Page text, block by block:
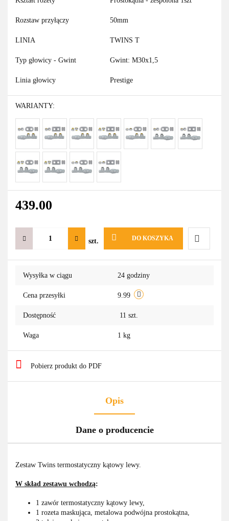
Rozstaw przyłączy 50mm
LINIA TWINS T
Typ głowicy - Gwint Gwint: M30x1,5
Linia głowicy Prestige
WARIANTY:
439.00
szt. DO KOSZYKA
Do
Wysyłka w ciągu 24 godziny
Cena przesyłki 9.99
Dostępność 11 szt.
Waga 1 kg
Pobierz produkt do PDF
Opis
Dane o producencie
Zestaw Twins termostatyczny kątowy lewy.
W skład zestawu wchodzą:
1 zawór termostatyczny kątowy lewy,
1 rozeta maskująca, metalowa podwójna prostokątna,